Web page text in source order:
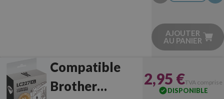
AJOUTER
AU PANIER
Compatible
Brother
2,95 €TVA comprise
DISPONIBLE